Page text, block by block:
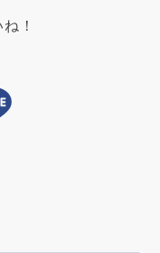
！